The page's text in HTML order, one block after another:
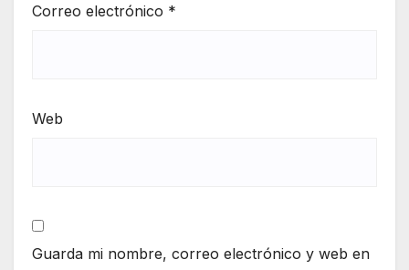
Correo electrónico *
Web
Guarda mi nombre, correo electrónico y web en